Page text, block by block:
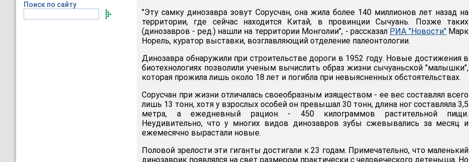
Поиск по сайту
"Эту самку динозавра зовут Сорусчан, она жила более 140 миллионов лет назад на
территории, где сейчас находится Китай, в провинции Сычуань. Позже таких
(динозавров - ред.) нашли на территории Монголии", - рассказал РИА "Новости"Марк
Норель, куратор выставки, возглавляющий отделение палеонтологии.
Динозавра обнаружили при строительстве дороги в 1952 году. Новые достижения в
биотехнологиях позволили ученым вычислить образ жизни сычуаньской "малышки",
которая прожила лишь около 18 лет и погибла при невыясненных обстоятельствах.
Сорусчан при жизни отличалась своеобразным изяществом - ее вес составлял всего
лишь 13 тонн, хотя у взрослых особей он превышал 30 тонн, длина ног составляла 3,5
метра, а ежедневный рацион - 450 килограммов растительной пищи.
Неудивительно, что у многих видов динозавров зубы сжевывались за месяц и
ежемесячно вырастали новые.
Половой зрелости эти гиганты достигали к 23 годам. Примечательно, что маленький
динозаврик появлялся на свет размером практически с человеческого детеныша. Но